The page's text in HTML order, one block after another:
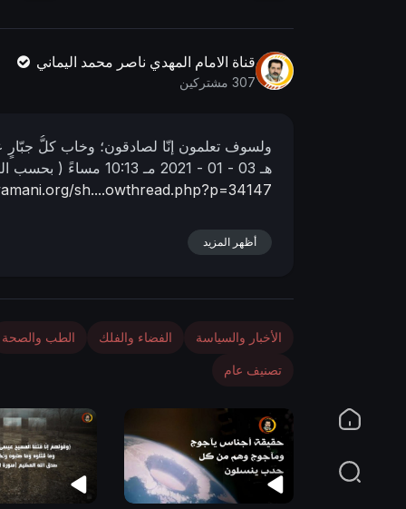
s
l
l
s
e
e
قناة الامام المهدي ناصر محمد اليماني
307 مشتركين
ولسوف تعلمون إنّا لصادقون؛ وخاب كلُّ جبّارٍ
هـ 03 - 01 - 2021 مـ 10:13 مساءً ( بحسب
sh....owthread.php?p=34147
أظهر المزيد
الأخبار والسياسة الفضاء والفلك الطب والصحة
تصنيف عام